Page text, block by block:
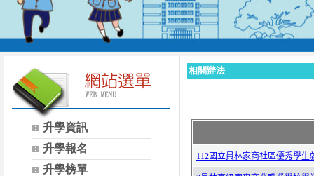
升學資訊
升學報名
升學榜單
相關辦法